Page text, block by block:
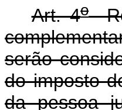
Art. 4o
serão
do imposto
da pessoa